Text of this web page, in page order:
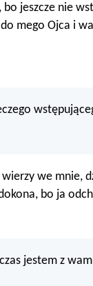
jeszcze nie
mego Ojca i
we mnie,
bo ja
jestem z